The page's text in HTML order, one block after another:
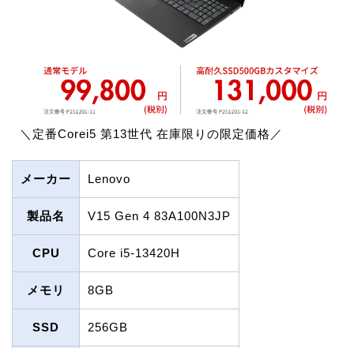
＼定番Corei5 第13世代 在庫限りの限定価格／
メーカー Lenovo
製品名 V15 Gen 4 83A100N3JP
CPU Core i5-13420H
メモリ 8GB
SSD 256GB